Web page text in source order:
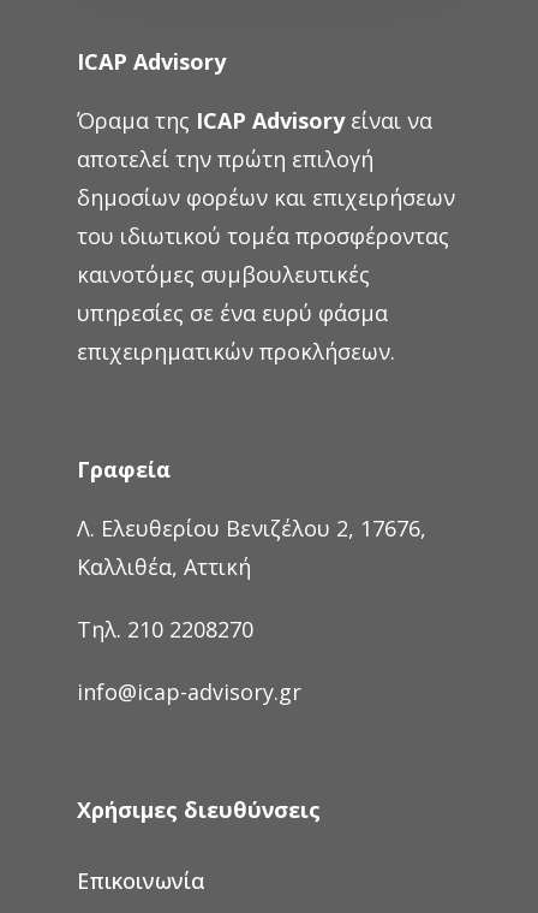
ICAP Advisory
Όραμα της ICAP Advisoryείναι να
αποτελεί την πρώτη επιλογή
δημοσίων φορέων και επιχειρήσεων
του ιδιωτικού τομέα προσφέροντας
καινοτόμες συμβουλευτικές
υπηρεσίες σε ένα ευρύ φάσμα
επιχειρηματικών προκλήσεων.
Γραφεία
Λ. Ελευθερίου Βενιζέλου 2, 17676,
Καλλιθέα, Αττική
Τηλ. 210 2208270
info@icap-advisory.gr
Χρήσιμες διευθύνσεις
Επικοινωνία